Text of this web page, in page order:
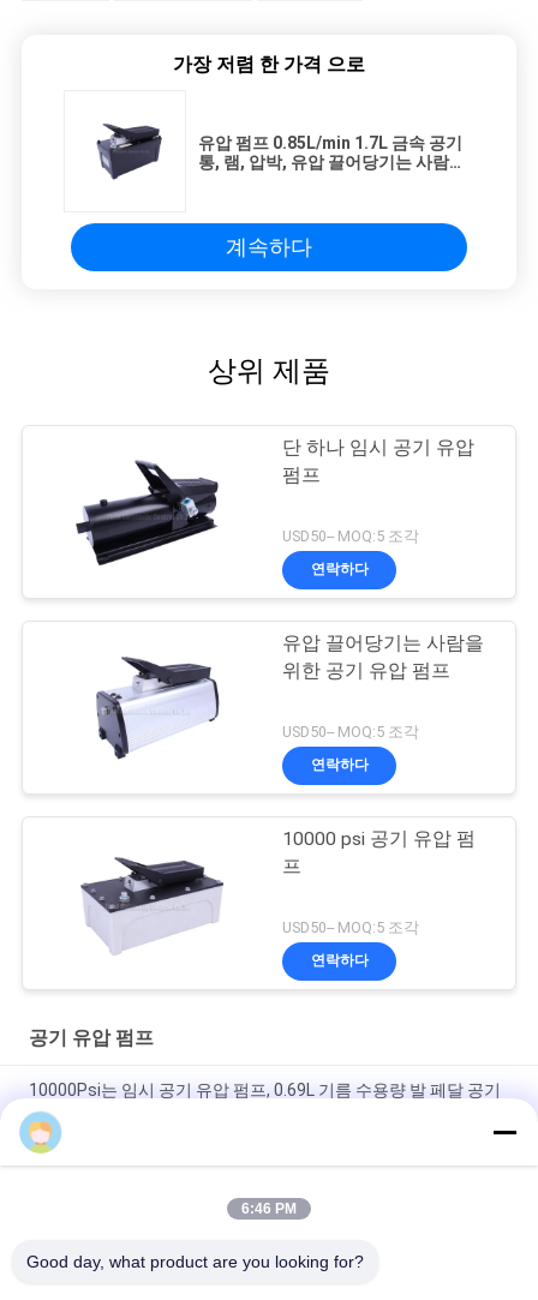
가장 저렴 한 가격 으로
유압 펌프 0.85L/min 1.7L 금속 공기
통, 램, 압박, 유압 끌어당기는 사람을
계속하다
상위 제품
단 하나 임시 공기 유압
펌프
USD50-- MOQ:5 조각
연락하다
유압 끌어당기는 사람을
위한 공기 유압 펌프
USD50-- MOQ:5 조각
연락하다
10000 psi 공기 유압 펌
프
USD50-- MOQ:5 조각
연락하다
공기 유압 펌프
10000Psi는 임시 공기 유압 펌프, 0.69L 기름 수용량 발 페달 공기
유압 펌프를 골라냅니다
유압 램을 위한 1.7L 기름 수용량 운영 압력 70Mpa 공기 유압 펌프
3.2L 공기통 10000PSI 운영 압력 휴대용 공기 유압 펌프 3/8-
6:46 PM
Good day, what product are you looking for?